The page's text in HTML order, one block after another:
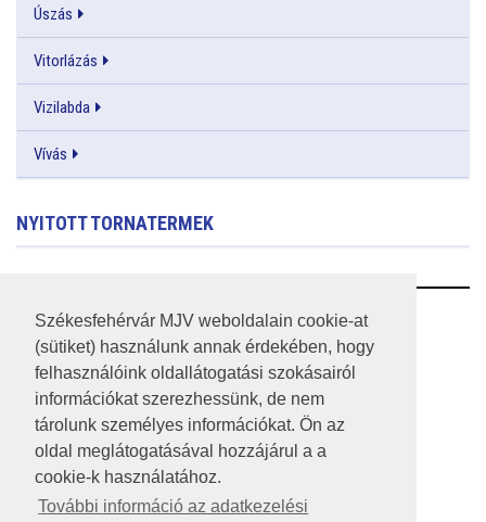
Székesfehérvár MJV weboldalain cookie-at
(sütiket) használunk annak érdekében, hogy
felhasználóink oldallátogatási szokásairól
információkat szerezhessünk, de nem
tárolunk személyes információkat. Ön az
oldal meglátogatásával hozzájárul a a
cookie-k használatához.
További információ az adatkezelési
Úszás
Vitorlázás
Vizilabda
Vívás
NYITOTT TORNATERMEK
RSS
A HONLAP 2017.03.31-I ÁLLAPOTA
JOGI NYILATKOZAT
IMPRESSZUM